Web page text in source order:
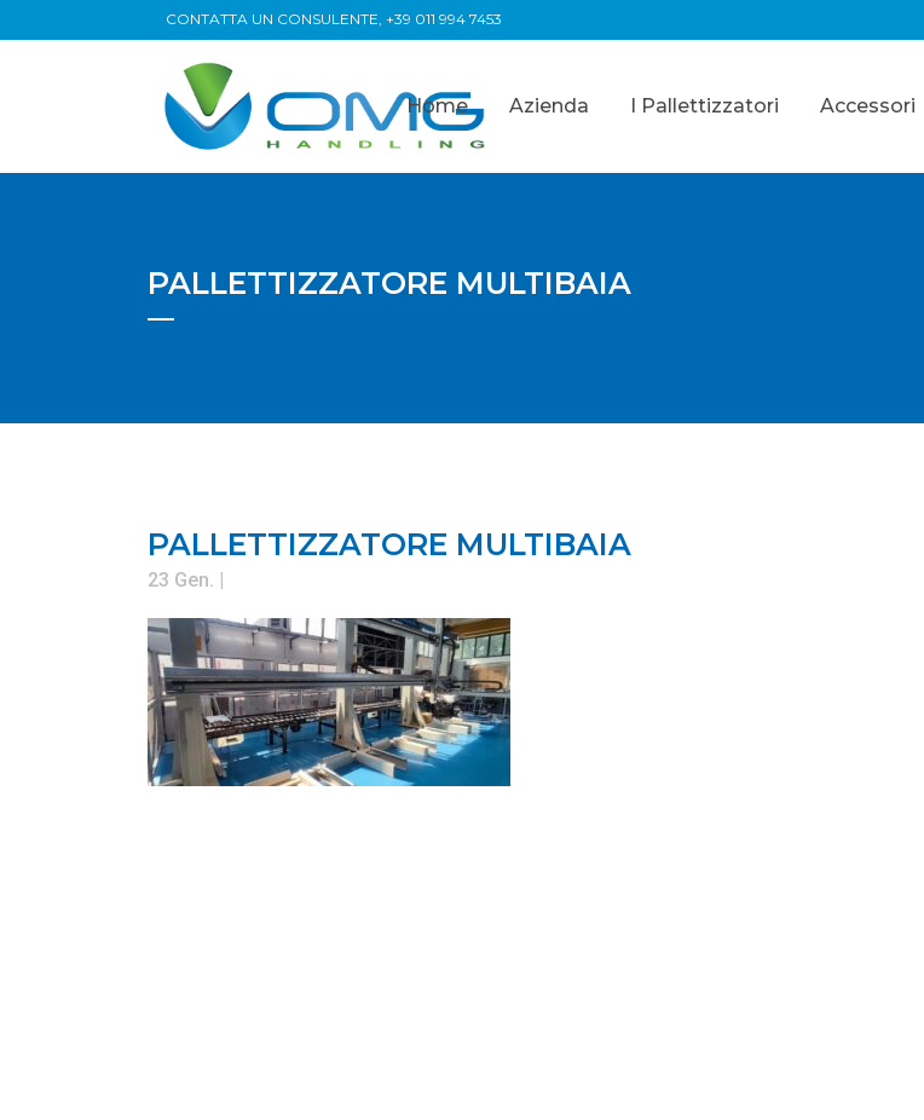
CONTATTA UN CONSULENTE, +39 011 994 7453
Home Azienda I Pallettizzatori Accessori
PALLETTIZZATORE MULTIBAIA
PALLETTIZZATORE MULTIBAIA
23 Gen. |